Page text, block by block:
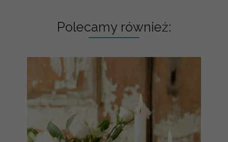
Polecamy również: